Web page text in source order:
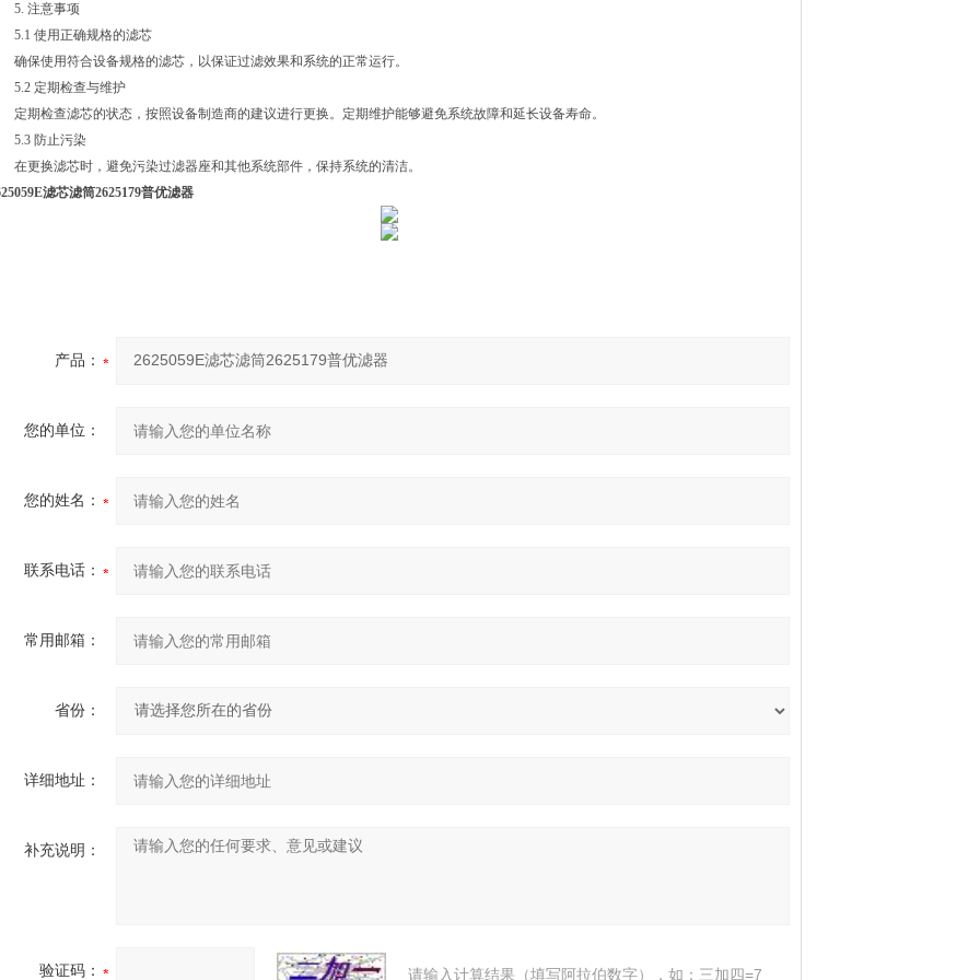
注意事项
使用正确规格的滤芯
使用符合设备规格的滤芯，以保证过滤效果和系统的正常运行。
定期检查与维护
检查滤芯的状态，按照设备制造商的建议进行更换。定期维护能够避免系统故障和延长设备寿命。
防止污染
换滤芯时，避免污染过滤器座和其他系统部件，保持系统的清洁。
滤芯滤筒2625179普优滤器
产品：
您的单位：
您的姓名：
联系电话：
常用邮箱：
省份：
详细地址：
补充说明：
验证码： 请输入计算结果（填写阿拉伯数字），如：三加四=7